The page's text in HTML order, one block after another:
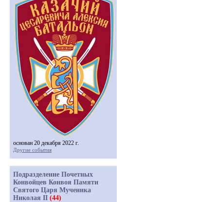
основан 20 декабря 2022 г.
Другие события
Подразделение Почетных
Конвойцев Конвоя Памяти
Святого Царя Мученика
Николая II (44)